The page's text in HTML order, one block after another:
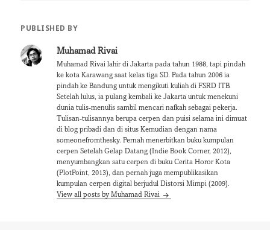
PUBLISHED BY
Muhamad Rivai
Muhamad Rivai lahir di Jakarta pada tahun 1988, tapi pindah
ke kota Karawang saat kelas tiga SD. Pada tahun 2006 ia
pindah ke Bandung untuk mengikuti kuliah di FSRD ITB.
Setelah lulus, ia pulang kembali ke Jakarta untuk menekuni
dunia tulis-menulis sambil mencari nafkah sebagai pekerja.
Tulisan-tulisannya berupa cerpen dan puisi selama ini dimuat
di blog pribadi dan di situs Kemudian dengan nama
someonefromthesky. Pernah menerbitkan buku kumpulan
cerpen Setelah Gelap Datang (Indie Book Corner, 2012),
menyumbangkan satu cerpen di buku Cerita Horor Kota
(PlotPoint, 2013), dan pernah juga mempublikasikan
kumpulan cerpen digital berjudul Distorsi Mimpi (2009).
View all posts by Muhamad Rivai